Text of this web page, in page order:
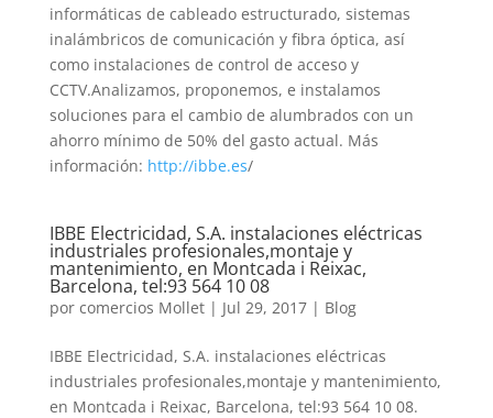
informáticas de cableado estructurado, sistemas
inalámbricos de comunicación y fibra óptica, así
como instalaciones de control de acceso y
CCTV.Analizamos, proponemos, e instalamos
soluciones para el cambio de alumbrados con un
ahorro mínimo de 50% del gasto actual. Más
información: http://ibbe.es/
IBBE Electricidad, S.A. instalaciones eléctricas
industriales profesionales,montaje y
mantenimiento, en Montcada i Reixac,
Barcelona, tel:93 564 10 08
por comercios Mollet| Jul 29, 2017| Blog
IBBE Electricidad, S.A. instalaciones eléctricas
industriales profesionales,montaje y mantenimiento,
en Montcada i Reixac, Barcelona, tel:93 564 10 08.